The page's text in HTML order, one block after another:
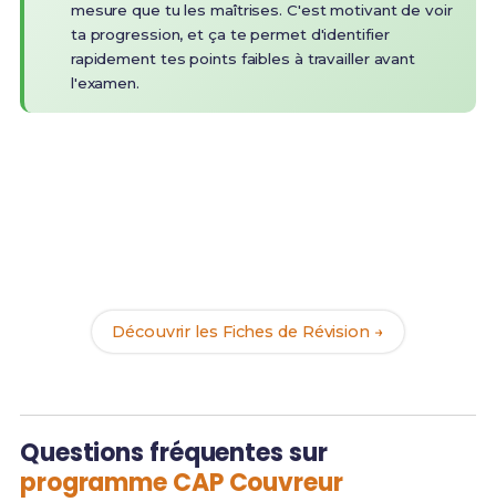
mesure que tu les maîtrises. C'est motivant de voir
ta progression, et ça te permet d'identifier
rapidement tes points faibles à travailler avant
l'examen.
Découvrir les Fiches de Révision →
Questions fréquentes sur
programme CAP Couvreur